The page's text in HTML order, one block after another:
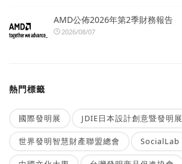
AMD公佈2026年第2季財務報告
2026/08/07
熱門標籤
國際發明展 JDIE日本設計創意暨發明展
世界發明智慧財產聯盟總會 SocialLab